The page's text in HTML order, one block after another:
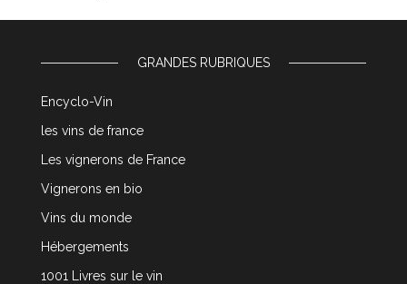
GRANDES RUBRIQUES
Encyclo-Vin
les vins de france
Les vignerons de France
Vignerons en bio
Vins du monde
Hébergements
1001 Livres sur le vin